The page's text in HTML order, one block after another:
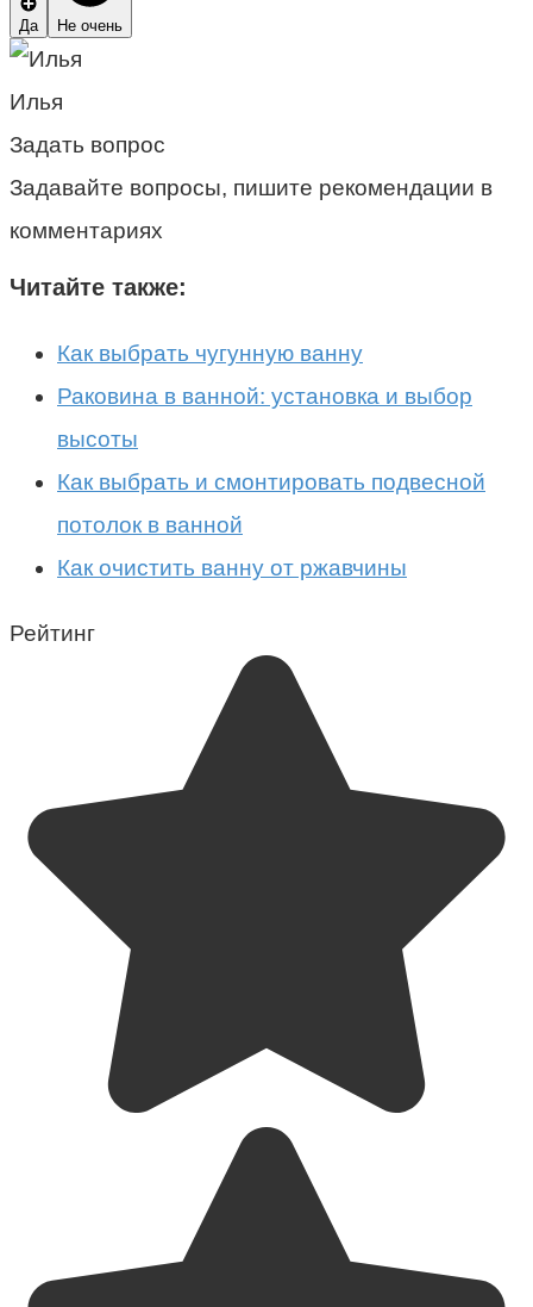
Да Не очень
Илья
Задать вопрос
Задавайте вопросы, пишите рекомендации в
комментариях
Читайте также:
Как выбрать чугунную ванну
Раковина в ванной: установка и выбор
высоты
Как выбрать и смонтировать подвесной
потолок в ванной
Как очистить ванну от ржавчины
Рейтинг